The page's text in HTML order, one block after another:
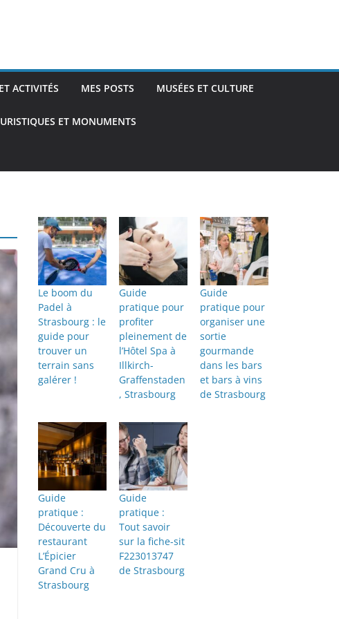
ACTIVITÉS MES POSTS MUSÉES ET CULTURE
ET MONUMENTS
Le boom du
Padel à
Strasbourg : le
guide pour
trouver un
terrain sans
galérer !
Guide
pratique pour
profiter
pleinement de
l’Hôtel Spa à
Illkirch-
Graffenstaden
, Strasbourg
Guide
pratique pour
organiser une
sortie
gourmande
dans les bars
et bars à vins
de Strasbourg
Guide
pratique :
Découverte du
restaurant
L’Épicier
Grand Cru à
Strasbourg
Guide
pratique :
Tout savoir
sur la fiche-sit
F223013747
de Strasbourg